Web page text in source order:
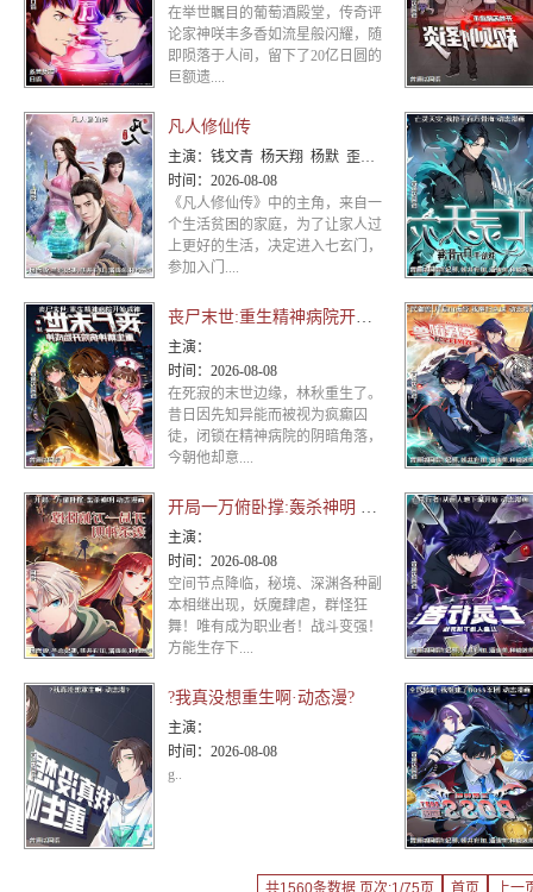
在举世瞩目的葡萄酒殿堂，传奇评
论家神咲丰多香如流星般闪耀，随
即陨落于人间，留下了20亿日圆的
巨额遗....
凡人修仙传
主演： 钱文青 杨天翔 杨默 歪歪 谷江山 乔诗语
时间： 2026-08-08
《凡人修仙传》中的主角，来自一
个生活贫困的家庭，为了让家人过
上更好的生活，决定进入七玄门，
参加入门....
丧尸末世:重生精神病院开始成神
主演：
时间： 2026-08-08
在死寂的末世边缘，林秋重生了。
昔日因先知异能而被视为疯癫囚
徒，闭锁在精神病院的阴暗角落，
今朝他却意....
开局一万俯卧撑:轰杀神明 动态漫画
主演：
时间： 2026-08-08
空间节点降临，秘境、深渊各种副
本相继出现，妖魔肆虐，群怪狂
舞！唯有成为职业者！战斗变强！
方能生存下....
?我真没想重生啊·动态漫?
主演：
时间： 2026-08-08
g..
共1560条数据 页次:1/75页 首页 上一